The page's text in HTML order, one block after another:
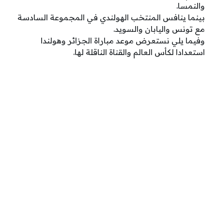
والنمسا.
بينما ينافس المنتخب الهولندي في المجموعة السادسة
مع تونس واليابان والسويد.
وفيما يلي نستعرض موعد مباراة الجزائر وهولندا
استعدادا لكأس العالم والقناة الناقلة لها.